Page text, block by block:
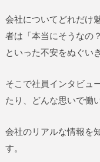
会社についてどれだけ
者は「本当にそうなの
といった不安をぬぐい
そこで社員インタビュ
たり、どんな思いで働
会社のリアルな情報を
す。